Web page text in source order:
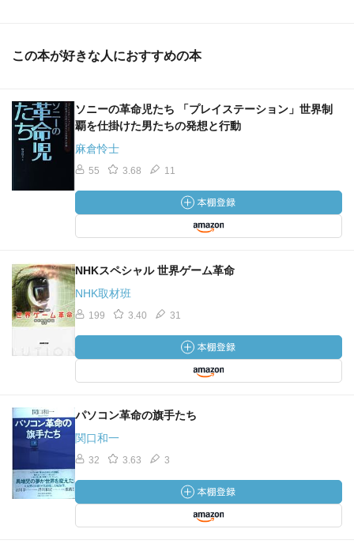
この本が好きな人におすすめの本
ソニーの革命児たち 「プレイステーション」世界制
覇を仕掛けた男たちの発想と行動
麻倉怜士
55 3.68 11
NHKスペシャル 世界ゲーム革命
NHK取材班
199 3.40 31
パソコン革命の旗手たち
関口和一
32 3.63 3